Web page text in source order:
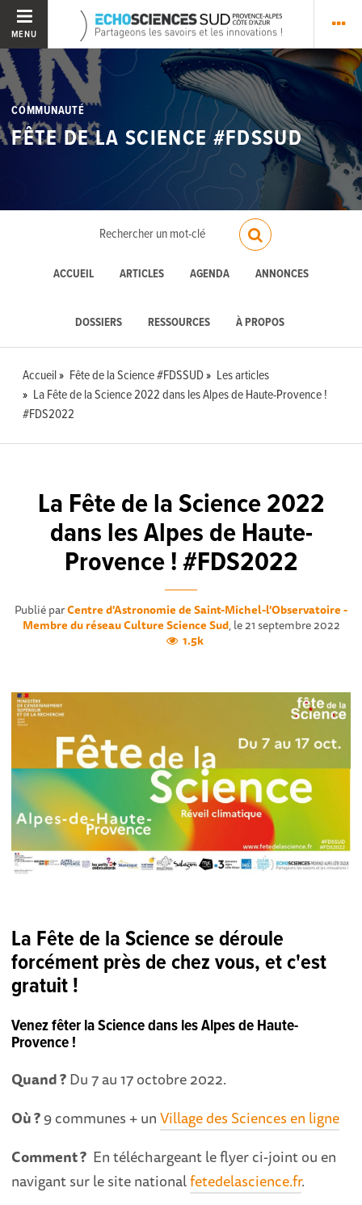
MENU
COMMUNAUTÉ
FÊTE DE LA SCIENCE #FDSSUD
ACCUEIL ARTICLES AGENDA ANNONCES
DOSSIERS RESSOURCES À PROPOS
Accueil Fête de la Science #FDSSUD
Les articles
La Fête de la Science 2022 dans les Alpes de Haute-Provence !
#FDS2022
La Fête de la Science 2022
dans les Alpes de Haute-
Provence ! #FDS2022
Publié parCentre d'Astronomie de Saint-Michel-l'Observatoire -
Membre du réseau Culture Science Sud, le 21 septembre 2022
1.5k
La Fête de la Science se déroule
forcément près de chez vous, et c'est
gratuit !
Venez fêter la Science dans les Alpes de Haute-
Provence !
Quand ?Du 7 au 17 octobre 2022.
Où ?9 communes + unVillage des Sciences en ligne
Comment ? En téléchargeant le flyer ci-joint ou en
navigant sur le site nationalfetedelascience.fr.